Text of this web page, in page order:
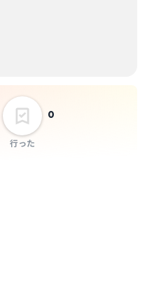
行った
0
Kensuke Sudo